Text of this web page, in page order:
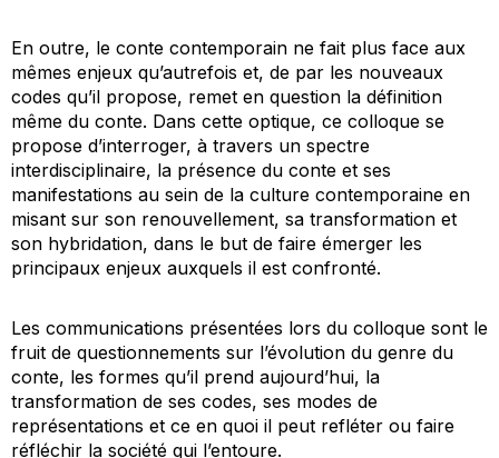
En outre, le conte contemporain ne fait plus face aux
mêmes enjeux qu’autrefois et, de par les nouveaux
codes qu’il propose, remet en question la définition
même du conte. Dans cette optique, ce colloque se
propose d’interroger, à travers un spectre
interdisciplinaire, la présence du conte et ses
manifestations au sein de la culture contemporaine en
misant sur son renouvellement, sa transformation et
son hybridation, dans le but de faire émerger les
principaux enjeux auxquels il est confronté.
Les communications présentées lors du colloque sont le
fruit de questionnements sur l’évolution du genre du
conte, les formes qu’il prend aujourd’hui, la
transformation de ses codes, ses modes de
représentations et ce en quoi il peut refléter ou faire
réfléchir la société qui l’entoure.